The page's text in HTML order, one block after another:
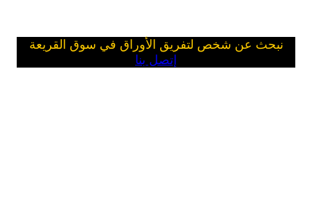
نبحث عن شخص لتفريق الأوراق في سوق القريعة
إتصل بنا